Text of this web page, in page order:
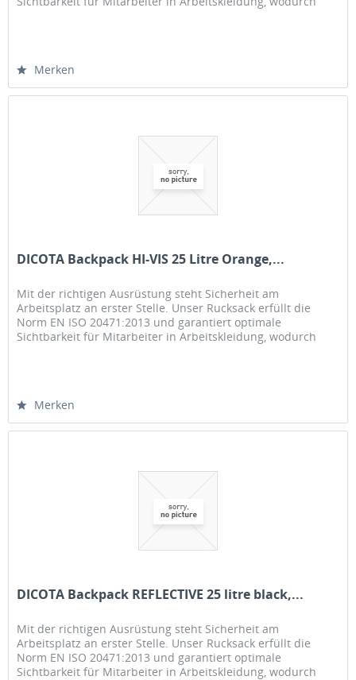
Merken
DICOTA Backpack HI-VIS 25 Litre Orange,...
Mit der richtigen Ausrüstung steht Sicherheit am
Arbeitsplatz an erster Stelle. Unser Rucksack erfüllt die
Norm EN ISO 20471:2013 und garantiert optimale
Sichtbarkeit für Mitarbeiter in Arbeitskleidung, wodurch
Merken
DICOTA Backpack REFLECTIVE 25 litre black,...
Mit der richtigen Ausrüstung steht Sicherheit am
Arbeitsplatz an erster Stelle. Unser Rucksack erfüllt die
Norm EN ISO 20471:2013 und garantiert optimale
Sichtbarkeit für Mitarbeiter in Arbeitskleidung, wodurch